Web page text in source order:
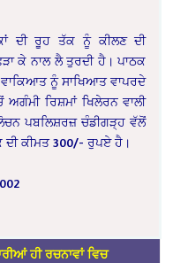
ਦੀ ਰੂਹ ਤੱਕ ਨੂੰ ਕੀਲਣ ਦੀ
ਕੇ ਨਾਲ ਲੈ ਤੁਰਦੀ ਹੈ। ਪਾਠਕ
ਨੂੰ ਸਾਖਿਆਤ ਵਾਪਰਦੇ
ਰਿਸ਼ਮਾਂ ਖਿਲੇਰਨ ਵਾਲੀ
ਪਬਲਿਸ਼ਰਜ਼ ਚੰਡੀਗੜ੍ਹ ਵੱਲੋਂ
ਦੀ ਕੀਮਤ 300/- ਰੁਪਏ ਹੈ।
ਹੀ ਰਚਨਾਵਾਂ ਵਿਚ